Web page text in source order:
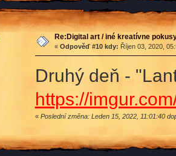
Re:Digital art / iné kreatívne
« Odpověď #10 kdy: Říjen 03, 2020,
Druhý deň -
https://
« Poslední změna: Leden 15, 2022, 11:01:40